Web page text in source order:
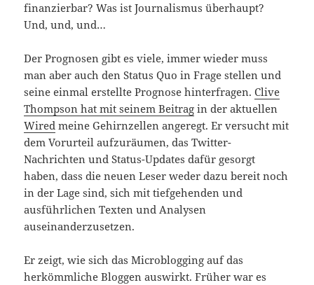
finanzierbar? Was ist Journalismus überhaupt?
Und, und, und…
Der Prognosen gibt es viele, immer wieder muss
man aber auch den Status Quo in Frage stellen und
seine einmal erstellte Prognose hinterfragen.Clive
Thompson hat mit seinem Beitrag in der aktuellen
Wired meine Gehirnzellen angeregt. Er versucht mit
dem Vorurteil aufzuräumen, das Twitter-
Nachrichten und Status-Updates dafür gesorgt
haben, dass die neuen Leser weder dazu bereit noch
in der Lage sind, sich mit tiefgehenden und
ausführlichen Texten und Analysen
auseinanderzusetzen.
Er zeigt, wie sich das Microblogging auf das
herkömmliche Bloggen auswirkt. Früher war es